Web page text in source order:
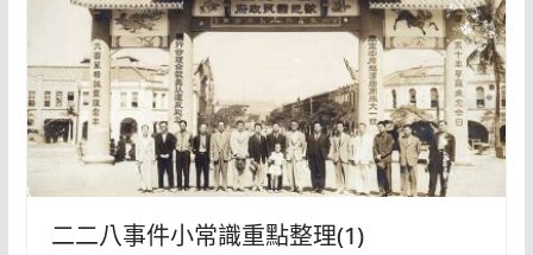
二二八事件小常識重點整理(1)